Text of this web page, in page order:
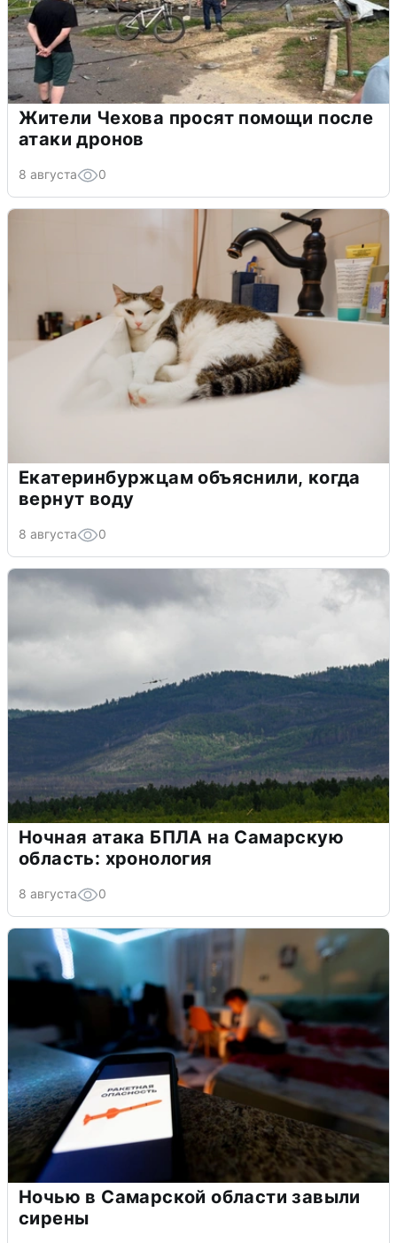
Жители Чехова просят помощи после
атаки дронов
8 августа 0
Екатеринбуржцам объяснили, когда
вернут воду
8 августа 0
Ночная атака БПЛА на Самарскую
область: хронология
8 августа 0
Ночью в Самарской области завыли
сирены